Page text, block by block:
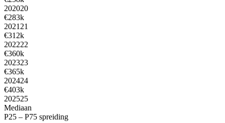
202020
€283k
2021 21
€312k
202222
€360k
202323
€365k
202424
€403k
202525
Mediaan
P25 – P75 spreiding